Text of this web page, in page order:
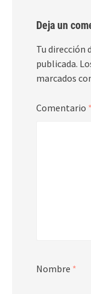
Deja un
Tu dirección
publicada.
marcados
Comentario *
Nombre *